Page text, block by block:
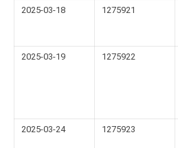
2025-03-18 1275921
2025-03-19 1275922
2025-03-24 1275923